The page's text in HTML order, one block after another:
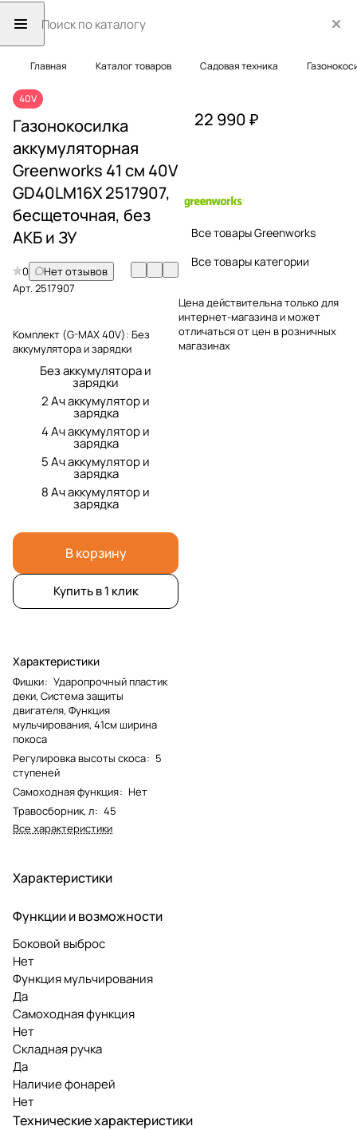
Главная Каталог товаров Садовая техника
40V
Газонокосилка
аккумуляторная
Greenworks 41 см 40V
GD40LM16X 2517907,
бесщеточная, без
АКБ и ЗУ
0
Нет отзывов
Арт.2517907
Комплект (G-MAX 40V): Без
аккумулятора и зарядки
Без аккумулятора и
зарядки
2 Ач аккумулятор и
зарядка
4 Ач аккумулятор и
зарядка
5 Ач аккумулятор и
зарядка
8 Ач аккумулятор и
зарядка
В корзину
Купить в 1 клик
Характеристики
Фишки: Ударопрочный пластик
деки, Система защиты
двигателя, Функция
мульчирования, 41см ширина
покоса
Регулировка высоты скоса: 5
ступеней
Самоходная функция: Нет
Травосборник, л: 45
Все характеристики
22 990 ₽
Все товары Greenworks
Все товары категории
Цена действительна только для
интернет-магазина и может
отличаться от цен в розничных
магазинах
Характеристики
Функции и возможности
Боковой выброс
Нет
Функция мульчирования
Да
Самоходная функция
Нет
Складная ручка
Да
Наличие фонарей
Нет
Технические характеристики